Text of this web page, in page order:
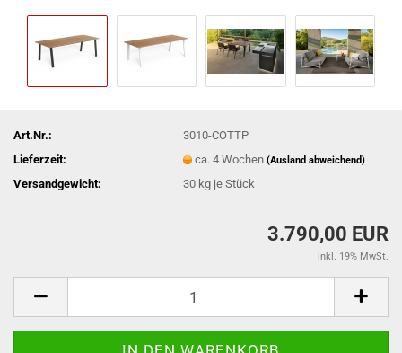
Art.Nr.:
3010-COTTP
Lieferzeit:
ca. 4 Wochen(Ausland abweichend)
Versandgewicht: 30 kg je Stück
3.790,00 EUR
inkl. 19% MwSt.